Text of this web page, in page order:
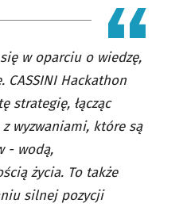
w oparciu o wiedzę,
CASSINI Hackathon
strategię, łącząc
wyzwaniami, które są
- wodą,
życia. To także
silnej pozycji